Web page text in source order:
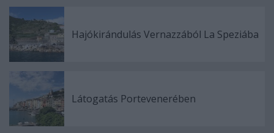
Hajókirándulás Vernazzából La Speziába
Látogatás Portevenerében